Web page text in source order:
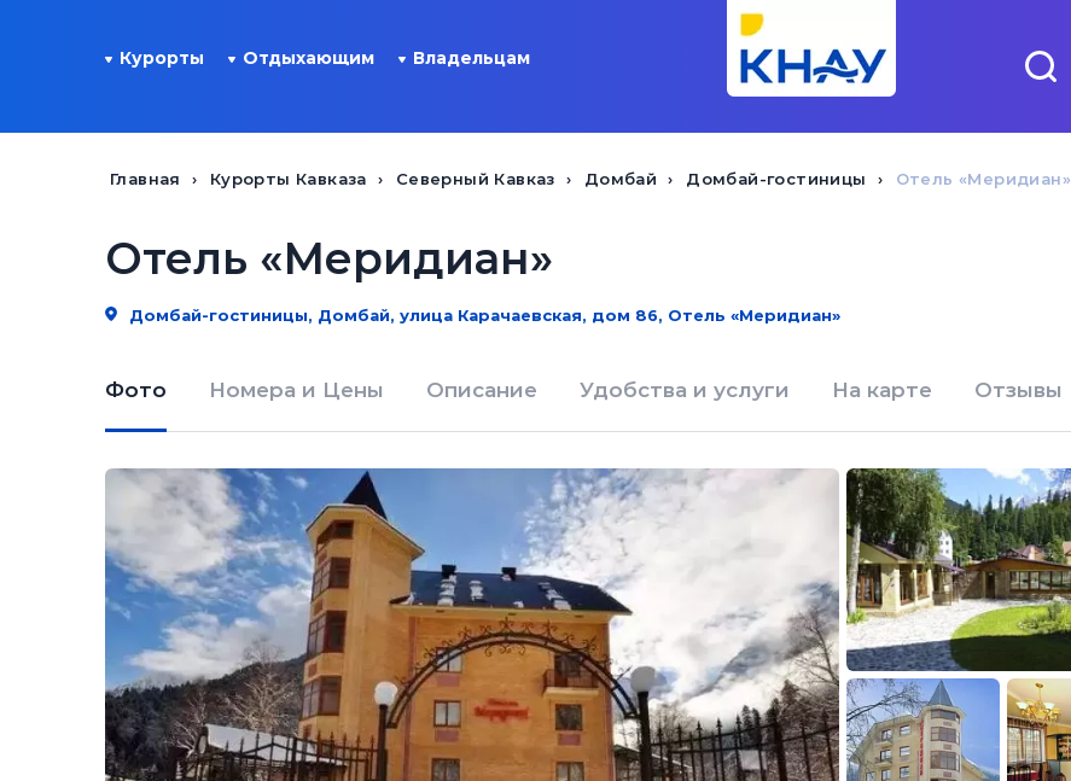
Курорты Отдыхающим Владельцам
Главная Курорты Кавказа Северный Кавказ Домбай Домбай-гостиницы Отель «Меридиан»
Отель «Меридиан»
Домбай-гостиницы, Домбай, улица Карачаевская, дом 86, Отель «Меридиан»
Фото Номера и Цены Описание Удобства и услуги На карте Отзывы